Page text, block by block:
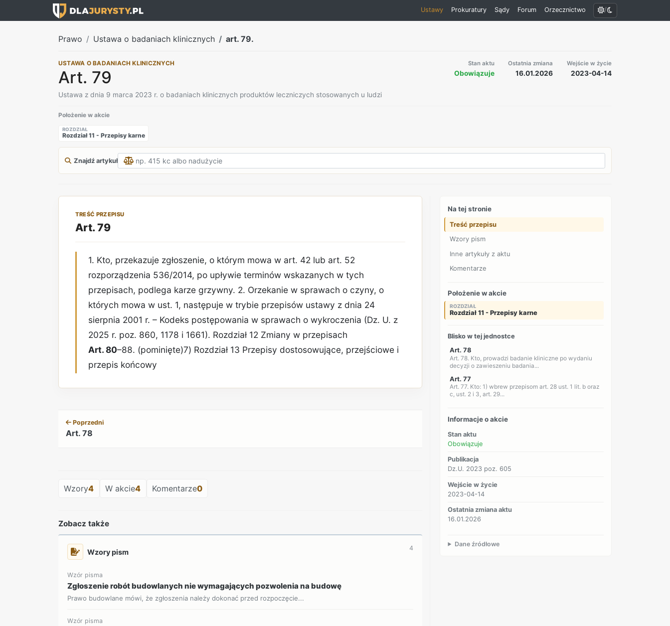
Ustawy Prokuratury Sądy Forum Orzecznictwo /
Prawo Ustawa o badaniach klinicznych art. 79.
USTAWA O BADANIACH KLINICZNYCH
Art. 79
Ustawa z dnia 9 marca 2023 r. o badaniach klinicznych produktów leczniczych stosowanych u ludzi
Stan aktu
Obowiązuje
Ostatnia zmiana
16.01.2026
Wejście w życie
2023-04-14
Położenie w akcie
ROZDZIAŁ
Rozdział 11 - Przepisy karne
Znajdź artykuł
TREŚĆ PRZEPISU
Art. 79
1. Kto, przekazuje zgłoszenie, o którym mowa w art. 42 lub art. 52
rozporządzenia 536/2014, po upływie terminów wskazanych w tych
przepisach, podlega karze grzywny. 2. Orzekanie w sprawach o czyny, o
których mowa w ust. 1, następuje w trybie przepisów ustawy z dnia 24
sierpnia 2001 r. – Kodeks postępowania w sprawach o wykroczenia (Dz. U. z
2025 r. poz. 860, 1178 i 1661). Rozdział 12 Zmiany w przepisach
Art. 80–88. (pominięte)7) Rozdział 13 Przepisy dostosowujące, przejściowe i
przepis końcowy
Poprzedni
Art. 78
Wzory4 W akcie4 Komentarze0
Zobacz także
Wzory pism 4
Wzór pisma
Zgłoszenie robót budowlanych nie wymagających pozwolenia na budowę
Prawo budowlane mówi, że zgłoszenia należy dokonać przed rozpoczęcie...
Wzór pisma
Na tej stronie
Treść przepisu
Wzory pism
Inne artykuły z aktu
Komentarze
Położenie w akcie
ROZDZIAŁ
Rozdział 11 - Przepisy karne
Blisko w tej jednostce
Art. 78
Art. 78. Kto, prowadzi badanie kliniczne po wydaniu
decyzji o zawieszeniu badania...
Art. 77
Art. 77. Kto: 1) wbrew przepisom art. 28 ust. 1 lit. b oraz
c, ust. 2 i 3, art. 29...
Informacje o akcie
Stan aktu
Obowiązuje
Publikacja
Dz.U. 2023 poz. 605
Wejście w życie
2023-04-14
Ostatnia zmiana aktu
16.01.2026
Dane źródłowe